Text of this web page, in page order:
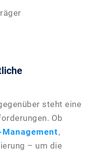
steht eine
Ob
Management,
– um die